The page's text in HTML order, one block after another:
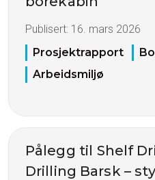
Publisert: 16. mars 2026
Prosjektrapport
Arbeidsmiljø
Pålegg til Shelf
Drilling Barsk –